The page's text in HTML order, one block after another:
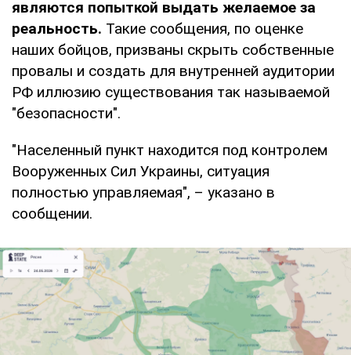
являются попыткой выдать желаемое за
реальность. Такие сообщения, по оценке
наших бойцов, призваны скрыть собственные
провалы и создать для внутренней аудитории
РФ иллюзию существования так называемой
"безопасности".
"Населенный пункт находится под контролем
Вооруженных Сил Украины, ситуация
полностью управляемая", – указано в
сообщении.